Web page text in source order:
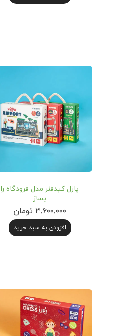
پازل کیدفنر مدل فرودگاه را
بساز
۳,۶۰۰,۰۰۰ تومان
افزودن به سبد خرید